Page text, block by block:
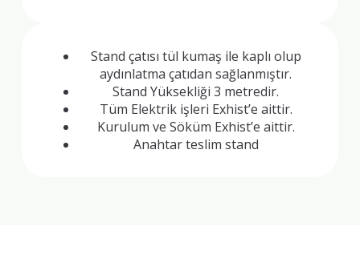
Stand çatısı tül kumaş ile kaplı olup
aydınlatma çatıdan sağlanmıştır.
Stand Yüksekliği 3 metredir.
Tüm Elektrik işleri Exhist’e aittir.
Kurulum ve Söküm Exhist’e aittir.
Anahtar teslim stand